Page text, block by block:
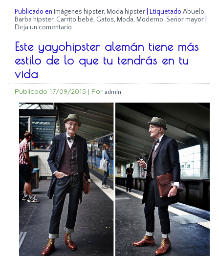
Publicado en Imágenes hipster, Moda hipster Etiquetado Abuelo,
Barba hipster, Carrito bebé, Gatos, Moda, Moderno, Señor mayor
Deja un comentario
Este yayohipster alemán tiene más
estilo de lo que tu tendrás en tu
vida
Publicado 17/09/2015 | Por admin